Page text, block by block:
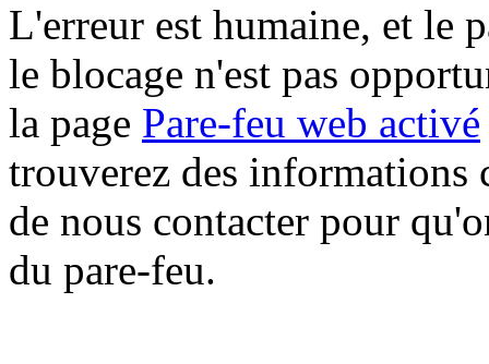
L'erreur est humaine, et le
le blocage n'est pas
la page Pare-feu web activé
trouverez des informations
de nous contacter pour
du pare-feu.